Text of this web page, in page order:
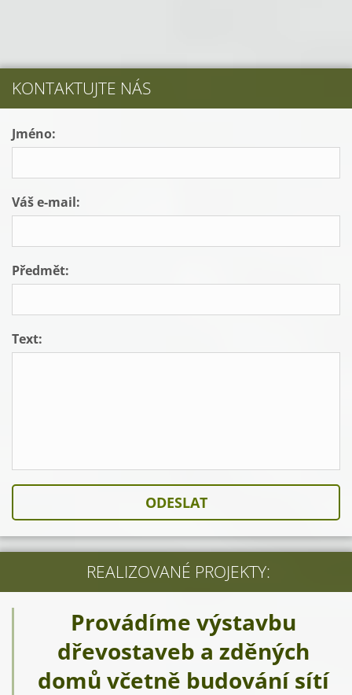
KONTAKTUJTE NÁS
Jméno:
Váš e-mail:
Předmět:
Text:
REALIZOVANÉ PROJEKTY:
Provádíme výstavbu
dřevostaveb a zděných
domů včetně budování sítí